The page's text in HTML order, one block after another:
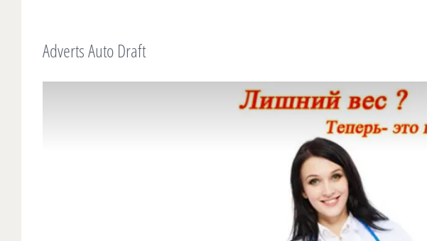
Adverts Auto Draft